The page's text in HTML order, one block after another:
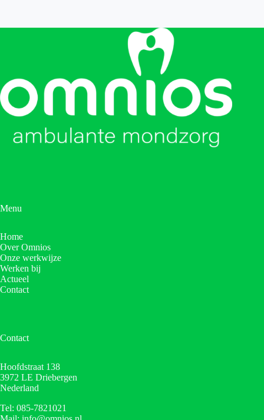
Menu
Home
Over Omnios
Onze werkwijze
Werken bij
Actueel
Contact
Contact
Hoofdstraat 138
3972 LE Driebergen
Nederland
Tel: 085-7821021